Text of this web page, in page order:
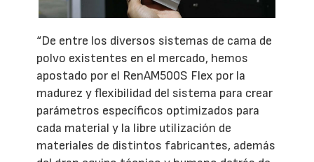
“De entre los diversos sistemas de cama de
polvo existentes en el mercado, hemos
apostado por el RenAM500S Flex por la
madurez y flexibilidad del sistema para crear
parámetros específicos optimizados para
cada material y la libre utilización de
materiales de distintos fabricantes, además